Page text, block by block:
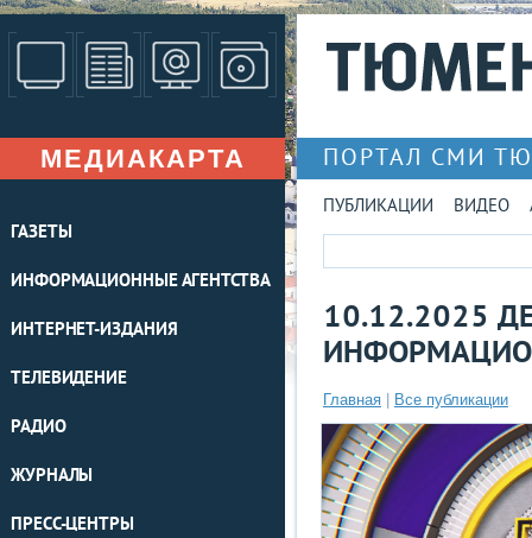
МЕДИАКАРТА
ГАЗЕТЫ
ИНФОРМАЦИОННЫЕ АГЕНТСТВА
ИНТЕРНЕТ-ИЗДАНИЯ
ТЕЛЕВИДЕНИЕ
РАДИО
ЖУРНАЛЫ
ПРЕСС-ЦЕНТРЫ
ПОРТАЛ СМИ
ПУБЛИКАЦИИ ВИДЕО
10.12.2025
Главная Все публикации